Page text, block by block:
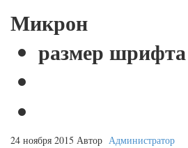
Микрон
размер шрифта
24 ноября 2015 Автор Администратор